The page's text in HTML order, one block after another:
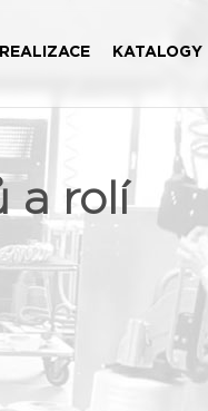
REALIZACE KATALOGY
a rolí